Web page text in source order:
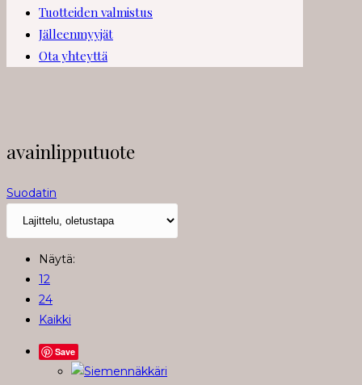
Tuotteiden valmistus
Jälleenmyyjät
Ota yhteyttä
avainlipputuote
Suodatin
Näytä:
12
24
Kaikki
Save